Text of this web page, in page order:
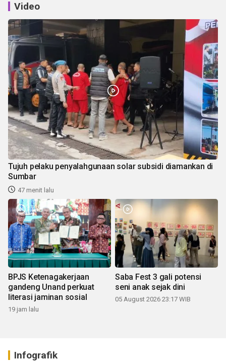
Video
Tujuh pelaku penyalahgunaan solar subsidi diamankan di
Sumbar
47 menit lalu
BPJS Ketenagakerjaan
gandeng Unand perkuat
literasi jaminan sosial
19 jam lalu
Saba Fest 3 gali potensi
seni anak sejak dini
05 August 2026 23:17 WIB
Infografik